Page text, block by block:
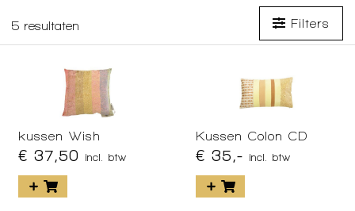
5 resultaten Filters
kussen Wish
€ 37,50 incl. btw
Kussen Colon CD
€ 35,- incl. btw